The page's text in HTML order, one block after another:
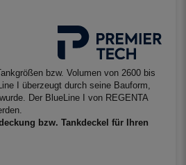
bzw. Volumen von 2600 bis
I überzeugt durch seine Bauform,
Der BlueLine I von REGENTA
bzw. Tankdeckel für Ihren